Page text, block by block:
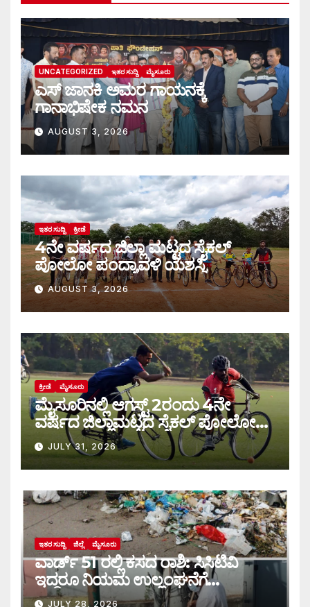
UNCATEGORIZED ಇತರ ಸುದ್ದಿ ಮೈಸೂರು
ಎಸ್ ಜಾನಕಿ ಅಮರ ಗಾಯನಕ್ಕೆ
ಗಾನಾಭಿಷೇಕ ನಮನ
AUGUST 3, 2026
ಇತರ ಸುದ್ದಿ ಕ್ರೀಡೆ
4ನೇ ವರ್ಷದ ಜಿಲ್ಲಾ ಮಟ್ಟದ ಸೈಕಲ್
ಪೋಲೋ ಪಂದ್ಯಾವಳಿ ಯಶಸ್ವಿ
AUGUST 3, 2026
ಕ್ರೀಡೆ ಮೈಸೂರು
ಮೈಸೂರಿನಲ್ಲಿ ಆಗಸ್ಟ್‌ 2ರಂದು 4ನೇ
ವರ್ಷದ ಜಿಲ್ಲಾಮಟ್ಟದ ಸೈಕಲ್ ಪೋಲೋ
ಪಂದ್ಯಾವಳಿ
JULY 31, 2026
ಇತರ ಸುದ್ದಿ ಜಿಲ್ಲೆ ಮೈಸೂರು
ವಾರ್ಡ್ 51 ರಲ್ಲಿ ಕಸದ ರಾಶಿ: ಸಿಸಿಟಿವಿ
ಇದ್ದರೂ ನಿಯಮ ಉಲ್ಲಂಘನೆಗೆ
ಕಡಿವಾಣವಿಲ್ಲ
JULY 28, 2026